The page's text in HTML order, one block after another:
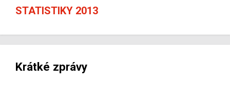
STATISTIKY 2013
Krátké zprávy